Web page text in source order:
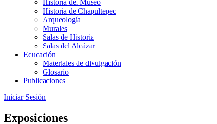
Historia del Museo
Historia de Chapultepec
Arqueología
Murales
Salas de Historia
Salas del Alcázar
Educación
Materiales de divulgación
Glosario
Publicaciones
Iniciar Sesión
Exposiciones